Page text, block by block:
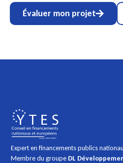
Évaluer mon projet
Expert en financements publics
Membre du groupe DL